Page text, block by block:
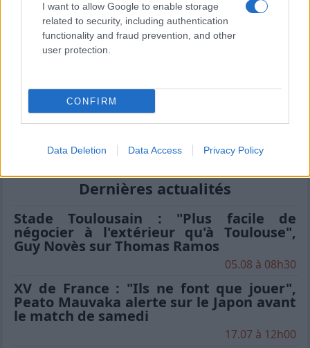
I want to allow Google to enable storage
related to security, including authentication
functionality and fraud prevention, and other
user protection.
CONFIRM
Data Deletion Data Access Privacy Policy
à vos sources préférées
À lire également :
Stade Toulousain : "C'est une secte
incroyable", Vincent Moscato s'exprime
sans filtre sur l'hégémonie du club et
les critiques
Dernières actualités
Stade Toulousain : "Plus facile de
négocier à l'extérieur qu'à Toulouse",
Guy Novès sur Thomas Ramos
05.08 à 08h30
XV de France : "Ils ne font que jouer",
Peato Mauvaka alerte sur le Japon avant
le match de samedi
17.07 à 12h00